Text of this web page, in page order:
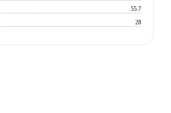
55.7
28